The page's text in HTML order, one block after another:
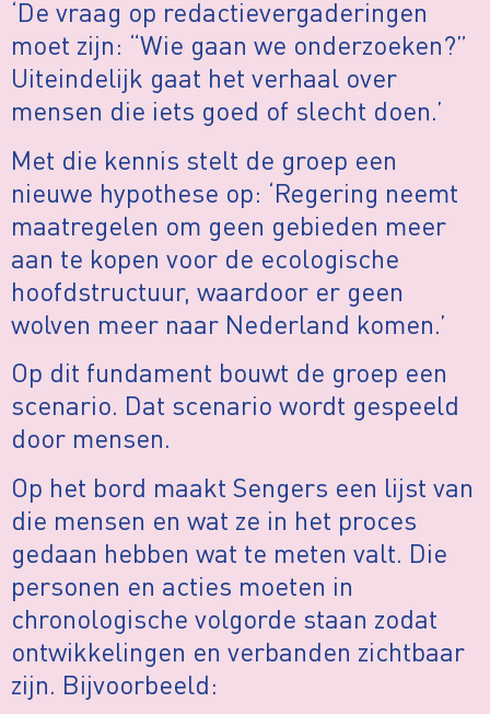
‘De vraag op redactievergaderingen
moet zijn: “Wie gaan we onderzoeken?”
Uiteindelijk gaat het verhaal over
mensen die iets goed of slecht doen.’
Met die kennis stelt de groep een
nieuwe hypothese op: ‘Regering neemt
maatregelen om geen gebieden meer
aan te kopen voor de ecologische
hoofdstructuur, waardoor er geen
wolven meer naar Nederland komen.’
Op dit fundament bouwt de groep een
scenario. Dat scenario wordt gespeeld
door mensen.
Op het bord maakt Sengers een lijst van
die mensen en wat ze in het proces
gedaan hebben wat te meten valt. Die
personen en acties moeten in
chronologische volgorde staan zodat
ontwikkelingen en verbanden zichtbaar
zijn. Bijvoorbeeld: